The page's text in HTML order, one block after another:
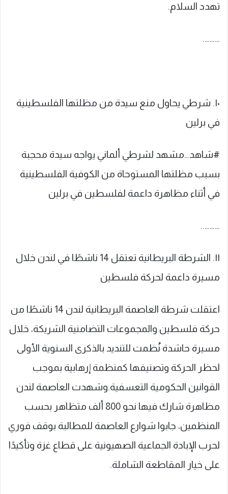
تهدد السلام.
……….
١٠. شرطي يحاول منع سيدة من مظلتها الفلسطينية
في برلين
#شاهد…مشهد لشرطي ألماني يواجه سيدة محجبة
بسبب مظلتها المستوحاة من الكوفية الفلسطينية
في أثناء مظاهرة داعمة لفلسطين في برلين
………..
١١. الشرطة البريطانية تعتقل 14 ناشطًا في لندن خلال
مسيرة داعمة لحركة فلسطين
اعتقلت شرطة العاصمة البريطانية لندن 14 ناشطًا من
حركة فلسطين والمجموعات التضامنية الشريكة، خلال
مسيرة حاشدة نُظمت للتنديد بالذكرى السنوية الأولى
لحظر الحركة وتصنيفها كمنظمة إرهابية بموجب
القوانين الحكومية التعسفية.وشهدت العاصمة لندن
مظاهرة شارك فيها نحو 800 ألف متظاهر بحسب
المنظمين، جابوا شوارع العاصمة للمطالبة بوقف فوري
لحرب الإبادة الجماعية الصهيونية على قطاع غزة وتأكيدًا
على خيار المقاطعة الشاملة.